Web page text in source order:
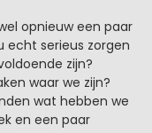
opnieuw een paar
echt serieus zorgen
zijn?
waar we zijn?
wat hebben we
en een paar